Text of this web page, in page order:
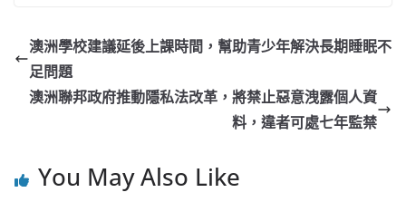
澳洲學校建議延後上課時間，幫助青少年解決長期睡眠不
足問題
澳洲聯邦政府推動隱私法改革，將禁止惡意洩露個人資
料，違者可處七年監禁
You May Also Like